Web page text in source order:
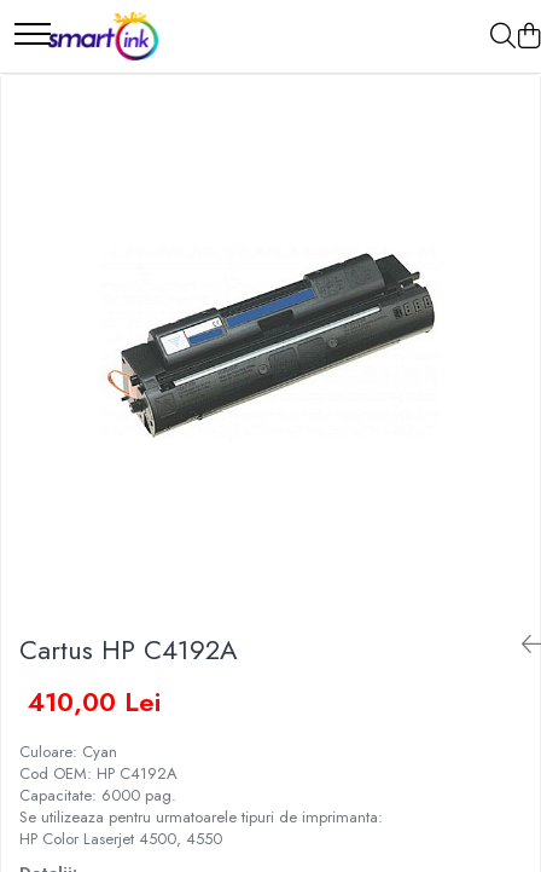
Cartus HP C4192A
410,00 Lei
Culoare: Cyan
Cod OEM: HP C4192A
Capacitate: 6000 pag.
Se utilizeaza pentru urmatoarele tipuri de imprimanta:
HP Color Laserjet 4500, 4550